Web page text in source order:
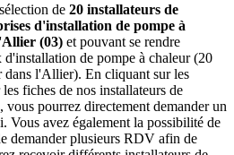
de 20 installateurs de
d'installation de pompe à
(03) et pouvant se rendre
de pompe à chaleur (20
dans l'Allier). En cliquant sur les
fiches de nos installateurs de
vous pourrez directement demander un
Vous avez également la possibilité de
demander plusieurs RDV afin de